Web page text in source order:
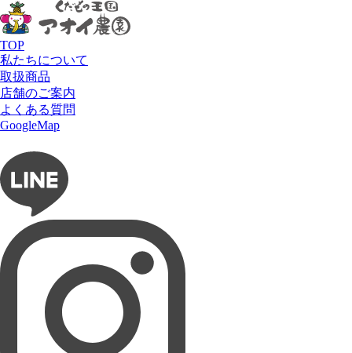
TOP
私たちについて
取扱商品
フルーツショップ アオイ農園
タルト専門店 Lumière du ciel
ネットショップ 愛の果実
店舗のご案内
よくある質問
GoogleMap
HOME 商品 その他果物